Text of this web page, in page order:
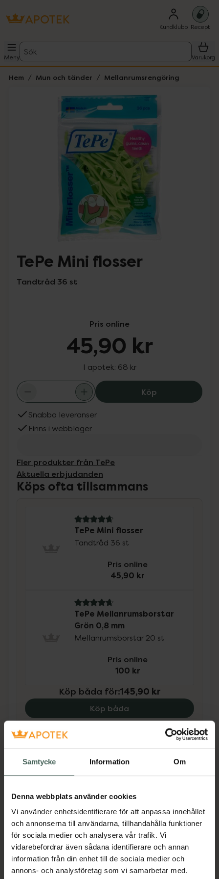
Samtycke Information Om
Denna webbplats använder cookies
Vi använder enhetsidentifierare för att anpassa innehållet
och annonserna till användarna, tillhandahålla funktioner
för sociala medier och analysera vår trafik. Vi
vidarebefordrar även sådana identifierare och annan
information från din enhet till de sociala medier och
annons- och analysföretag som vi samarbetar med.
Kundklubb Recept
Meny
Sök
Varukorg
Hem Mun och tänder Mellanrumsrengöring
Lista: . Innehåller 1 objekt.
Hoppa över Lista
TePe Mini flosser
Tandtråd 36 st
Pris online
45,90 kr
I apotek: 68 kr
KöpTePe Mini
Snabba leveranser
Finns i webblager
Fler produkter från TePe
Aktuella erbjudanden
Köps ofta tillsammans
4.8 av 5 i omdöme
TePe Mini flosser
Tandtråd 36 st
Pris online
45,90 kr
4.7 av 5 i omdöme
TePe Mellanrumsborstar
Grön 0,8 mm
Mellanrumsborstar 20 st
Pris online
100 kr
Köp båda för:145,90 kr
Köp båda
Beskrivning Dölj
TePe Mini Flosser™ är en tandtrådsbygel för
med slitstark tandtråd (fri från PFAA) som
enkelt glider ner mellan tänderna tack vare
en smart utformad bitplatta.
Tandtrådsbygeln har ett bekvämt skaft som
känns smidigt i handen, är enkel att använda